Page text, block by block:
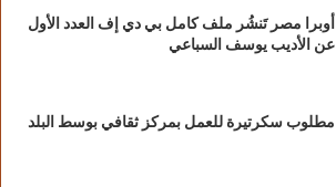
أوبرا مصر تَنشُر ملف كامل بي دي إف العدد الأول
عن الأديب يوسف السباعي
مطلوب سكرتيرة للعمل بمركز ثقافي بوسط البلد